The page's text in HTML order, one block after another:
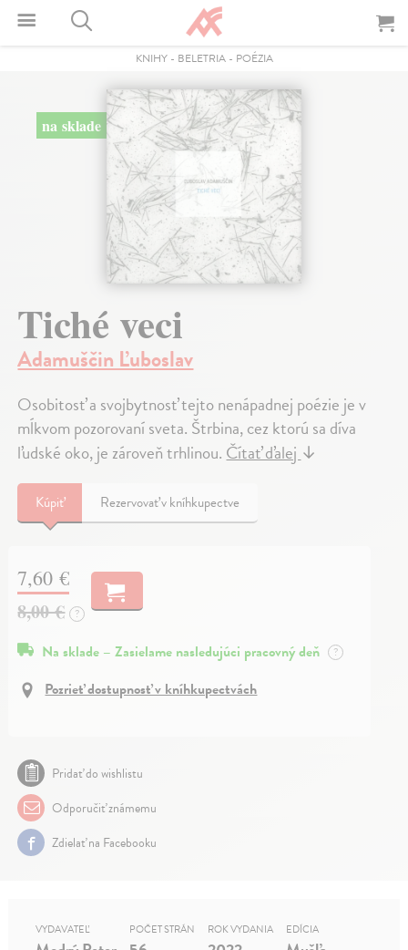
KNIHY- BELETRIA- POÉZIA
na sklade
Tiché veci
Adamuščin Ľuboslav
Osobitosť a svojbytnosť tejto nenápadnej poézie je v
mĺkvom pozorovaní sveta. Štrbina, cez ktorú sa díva
ľudské oko, je zároveň trhlinou. Čítať ďalej ↓
Kúpiť Rezervovať v kníhkupectve
7,60 €
8,00 € ?
Na sklade – Zasielame nasledujúci pracovný deň ?
Pozrieť dostupnosť v kníhkupectvách
Pridať do wishlistu
Odporučiť známemu
Zdielať na Facebooku
VYDAVATEĽ POČET STRÁN ROK VYDANIA EDÍCIA